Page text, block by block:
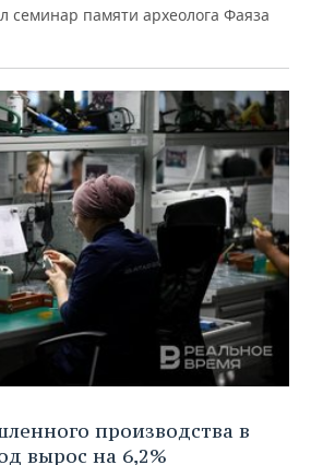
семинар памяти археолога Фаяза
производства в
вырос на 6,2%